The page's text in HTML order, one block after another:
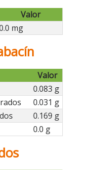
Valor
mg
Valor
0.083 g
0.031 g
0.169 g
0.0 g